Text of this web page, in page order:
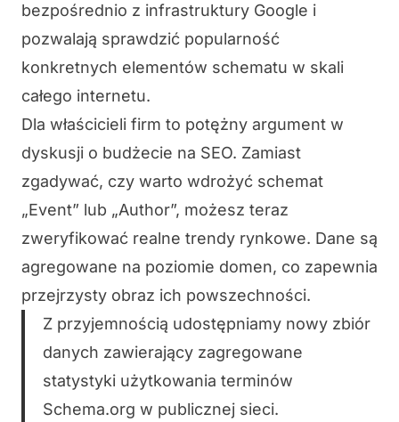
bezpośrednio z infrastruktury Google i
pozwalają sprawdzić popularność
konkretnych elementów schematu w skali
całego internetu.
Dla właścicieli firm to potężny argument w
dyskusji o budżecie na SEO. Zamiast
zgadywać, czy warto wdrożyć schemat
„Event” lub „Author”, możesz teraz
zweryfikować realne trendy rynkowe. Dane są
agregowane na poziomie domen, co zapewnia
przejrzysty obraz ich powszechności.
Z przyjemnością udostępniamy nowy zbiór
danych zawierający zagregowane
statystyki użytkowania terminów
Schema.org w publicznej sieci.